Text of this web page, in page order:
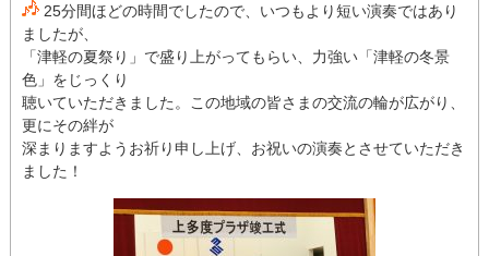
25分間ほどの時間でしたので、いつもより短い演奏ではあり
ましたが、
「津軽の夏祭り」で盛り上がってもらい、力強い「津軽の冬景
色」をじっくり
聴いていただきました。この地域の皆さまの交流の輪が広がり、
更にその絆が
深まりますようお祈り申し上げ、お祝いの演奏とさせていただき
ました！